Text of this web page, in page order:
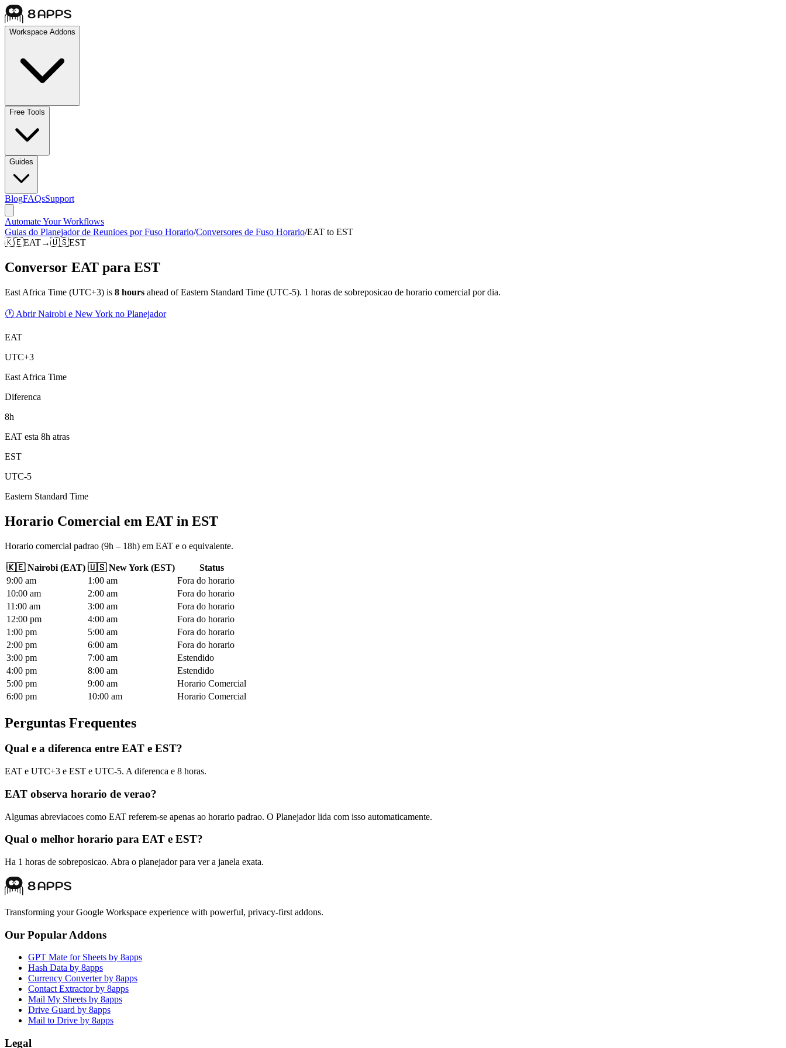
Workspace Addons
Free Tools
Guides
BlogFAQsSupport
Automate Your Workflows
Guias do Planejador de Reunioes por Fuso Horario/Conversores de Fuso Horario/EAT to EST
🇰🇪EAT→🇺🇸EST
Conversor EAT para EST
East Africa Time (UTC+3) is 8 hours ahead of Eastern Standard Time (UTC-5). 1 horas de sobreposicao de horario comercial por dia.
🕐 Abrir Nairobi e New York no Planejador
EAT
UTC+3
East Africa Time
Diferenca
8h
EAT esta 8h atras
EST
UTC-5
Eastern Standard Time
Horario Comercial em EAT in EST
Horario comercial padrao (9h – 18h) em EAT e o equivalente.
🇰🇪 Nairobi (EAT) 🇺🇸 New York (EST)
Status
9:00 am 1 :00 am
Fora do horario
10:00 am 2:00 am
Fora do horario
11 :00 am 3:00 am
Fora do horario
12:00 pm 4:00 am
Fora do horario
1 :00 pm 5:00 am
Fora do horario
2:00 pm 6:00 am
Fora do horario
3:00 pm 7:00 am
Estendido
4:00 pm 8:00 am
Estendido
5:00 pm 9:00 am
Horario Comercial
6:00 pm 10:00 am Horario Comercial
Perguntas Frequentes
Qual e a diferenca entre EAT e EST?
EAT e UTC+3 e EST e UTC-5. A diferenca e 8 horas.
EAT observa horario de verao?
Algumas abreviacoes como EAT referem-se apenas ao horario padrao. O Planejador lida com isso automaticamente.
Qual o melhor horario para EAT e EST?
Ha 1 horas de sobreposicao. Abra o planejador para ver a janela exata.
Transforming your Google Workspace experience with powerful, privacy-first addons.
Our Popular Addons
GPT Mate for Sheets by 8apps
Hash Data by 8apps
Currency Converter by 8apps
Contact Extractor by 8apps
Mail My Sheets by 8apps
Drive Guard by 8apps
Mail to Drive by 8apps
Legal